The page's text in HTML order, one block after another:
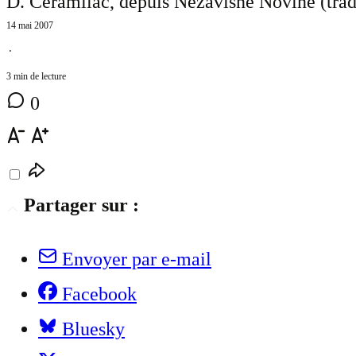
14 mai 2007
⋅
3 min de lecture
0
Partager sur :
Envoyer par e-mail
Facebook
Bluesky